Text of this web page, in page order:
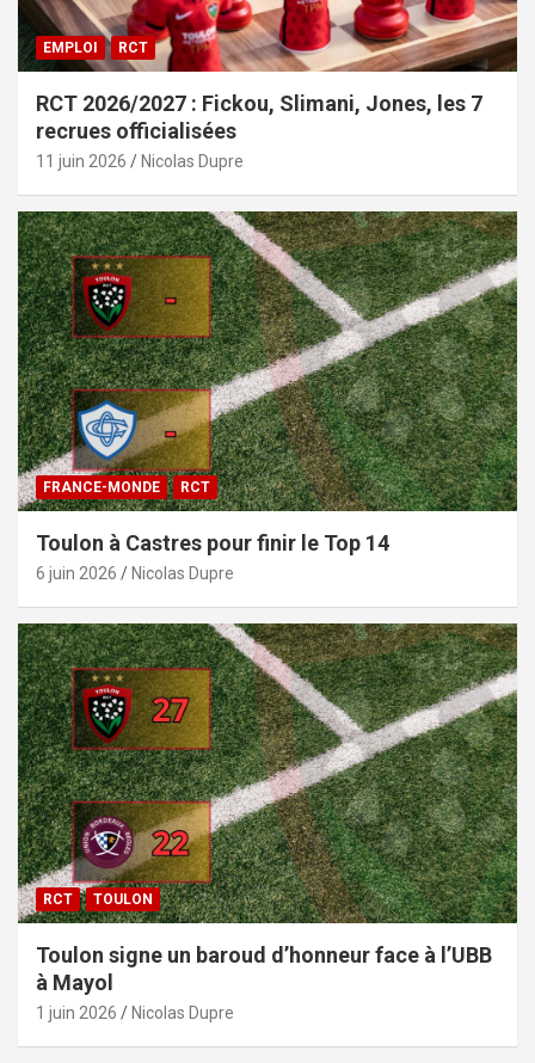
EMPLOI RCT
RCT 2026/2027 : Fickou, Slimani, Jones, les 7
recrues officialisées
11 juin 2026 Nicolas Dupre
FRANCE-MONDE RCT
Toulon à Castres pour finir le Top 14
6 juin 2026 Nicolas Dupre
RCT TOULON
Toulon signe un baroud d’honneur face à l’UBB
à Mayol
1 juin 2026 Nicolas Dupre